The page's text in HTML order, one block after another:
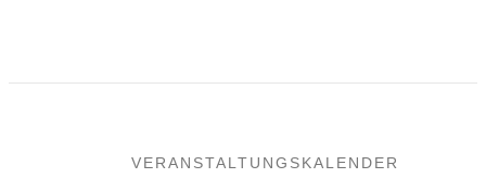
VERANSTALTUNGSKALENDER